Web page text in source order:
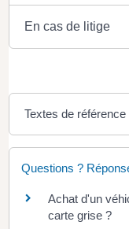
En cas de litige
Textes de référence
Questions ?
Achat d'un
carte grise ?